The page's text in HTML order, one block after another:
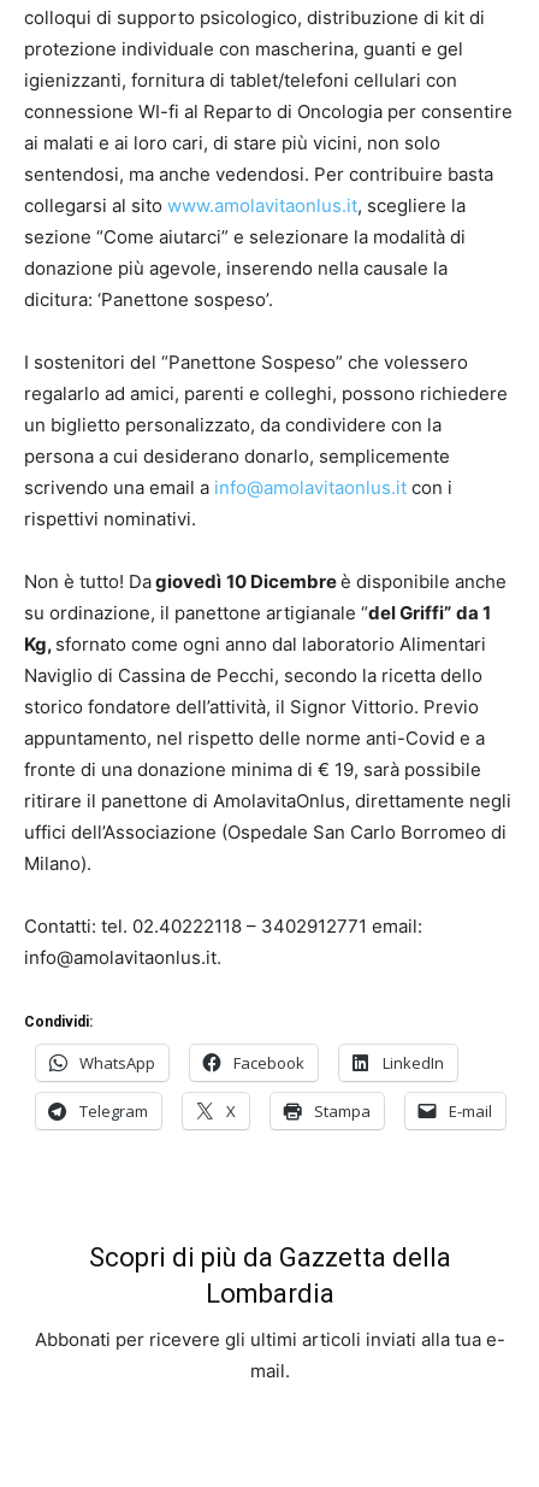
colloqui di supporto psicologico, distribuzione di kit di
protezione individuale con mascherina, guanti e gel
igienizzanti, fornitura di tablet/telefoni cellulari con
connessione WI-fi al Reparto di Oncologia per consentire
ai malati e ai loro cari, di stare più vicini, non solo
sentendosi, ma anche vedendosi. Per contribuire basta
collegarsi al sito www.amolavitaonlus.it, scegliere la
sezione “Come aiutarci” e selezionare la modalità di
donazione più agevole, inserendo nella causale la
dicitura: ‘Panettone sospeso’.
I sostenitori del “Panettone Sospeso” che volessero
regalarlo ad amici, parenti e colleghi, possono richiedere
un biglietto personalizzato, da condividere con la
persona a cui desiderano donarlo, semplicemente
scrivendo una email a info@amolavitaonlus.it con i
rispettivi nominativi.
Non è tutto! Dagiovedì 10 Dicembreè disponibile anche
su ordinazione, il panettone artigianale “del Griffi” da 1
Kg, sfornato come ogni anno dal laboratorio Alimentari
Naviglio di Cassina de Pecchi, secondo la ricetta dello
storico fondatore dell’attività, il Signor Vittorio. Previo
appuntamento, nel rispetto delle norme anti-Covid e a
fronte di una donazione minima di € 19, sarà possibile
ritirare il panettone di AmolavitaOnlus, direttamente negli
uffici dell’Associazione (Ospedale San Carlo Borromeo di
Milano).
Contatti: tel. 02.40222118 – 3402912771 email:
info@amolavitaonlus.it.
Condividi:
WhatsApp Facebook LinkedIn
Telegram X Stampa E-mail
Scopri di più da Gazzetta della
Lombardia
Abbonati per ricevere gli ultimi articoli inviati alla tua e-
mail.